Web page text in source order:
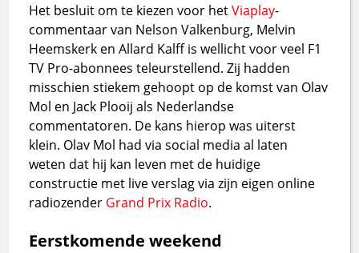
Het besluit om te kiezen voor hetViaplay-
commentaar van Nelson Valkenburg, Melvin
Heemskerk en Allard Kalff is wellicht voor veel F1
TV Pro-abonnees teleurstellend. Zij hadden
misschien stiekem gehoopt op de komst van Olav
Mol en Jack Plooij als Nederlandse
commentatoren. De kans hierop was uiterst
klein. Olav Mol had via social media al laten
weten dat hij kan leven met de huidige
constructie met live verslag via zijn eigen online
radiozender Grand Prix Radio.
Eerstkomende weekend